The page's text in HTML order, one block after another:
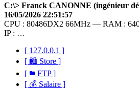
C:\> Franck CANONNE (ingénieur
16/05/2026 22:51:57
CPU : 80486DX2 66MHz — RAM :
IP : …
[ 127.0.0.1 ]
[ 🛍 Store ]
[
FTP ]
[ 💰 Salaire ]